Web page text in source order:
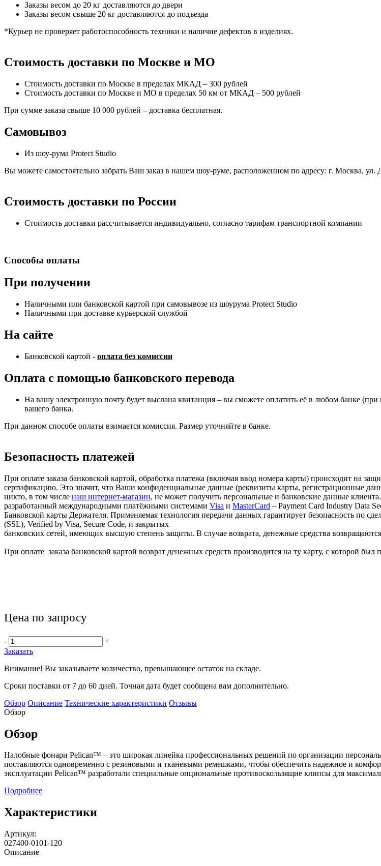
Заказы весом до 20 кг доставляются до двери
Заказы весом свыше 20 кг доставляются до подъезда
*Курьер не проверяет работоспособность техники и наличие дефектов в изделиях.
Стоимость доставки по Москве и МО
Стоимость доставки по Москве в пределах МКАД – 300 рублей
Стоимость доставки по Москве и МО в пределах 50 км от МКАД – 500 рублей
При сумме заказа свыше 10 000 рублей – доставка бесплатная.
Самовывоз
Из шоу-рума Protect Studio
Вы можете самостоятельно забрать Ваш заказ в нашем шоу-руме, расположенном по адресу: г. Москва, ул.
Стоимость доставки по России
Стоимость доставки рассчитывается индивидуально, согласно тарифам транспортной компании
Способы оплаты
При получении
Наличными или банковской картой при самовывозе из шоурума Protect Studio
Наличными при доставке курьерской службой
На сайте
Банковской картой - оплата без комиссии
Оплата с помощью банковского перевода
На вашу электронную почту будет выслана квитанция – вы сможете оплатить её в любом банке
вашего банка.
При данном способе оплаты взимается комиссия. Размер уточняйте в банке.
Безопасность платежей
При оплате заказа банковской картой, обработка платежа (включая ввод номера карты) происходит на
сертификацию. Это значит, что Ваши конфиденциальные данные (реквизиты карты, регистрационные
никто, в том числе наш интернет-магазин, не может получить персональные и банковские данные
разработанный международными платёжными системами Visa и MasterCard – Payment Card Industry Data
Банковской карты Держателя. Применяемая технология передачи данных гарантирует безопасность по
(SSL), Verified by Visa, Secure Code, и закрытых
банковских сетей, имеющих высшую степень защиты. В случае возврата, денежные средства
При оплате заказа банковской картой возврат денежных средств производится на ту карту, с которой был
Цена по запросу
-
+
Заказать
Внимание! Вы заказываете количество, превышающее остаток на складе.
Сроки поставки от 7 до 60 дней. Точная дата будет сообщена вам дополнительно.
Обзор Описание Технические характеристики Отзывы
Обзор
Обзор
Налобные фонари Pelican™ – это широкая линейка профессиональных решений по организации
поставляются одновременно с резиновыми и тканевыми ремешками, чтобы обеспечить надежное и
эксплуатации Pelican™ разработали специальные опциональные противоскользящие клипсы для
Подробнее
Характеристики
Артикул:
027400-0101-120
Описание